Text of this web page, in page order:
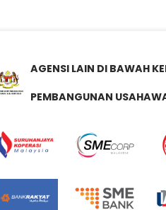
AGENSI LAIN DI BAWAH
PEMBANGUNAN